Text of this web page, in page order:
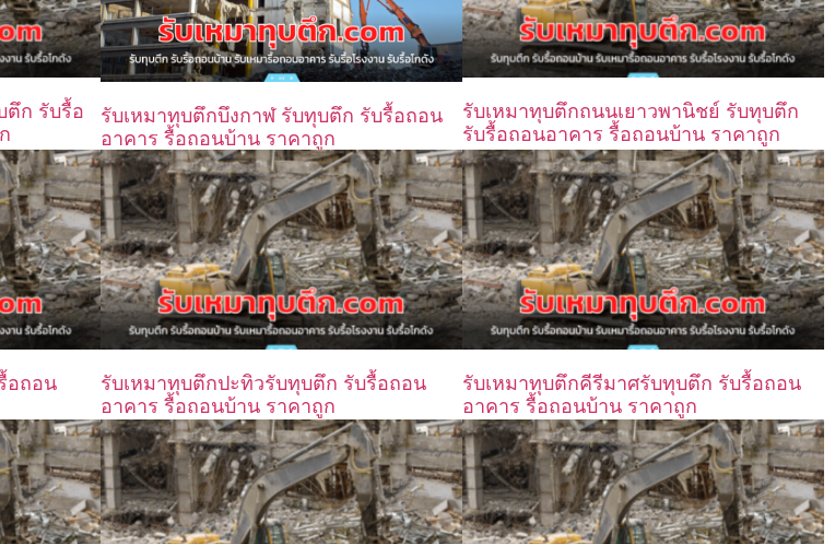
ตึก รับรื้อ
รับเหมาทุบตึกบึงกาฬ รับทุบตึก รับรื้อถอน
อาคาร รื้อถอนบ้าน ราคาถูก
รับเหมาทุบตึกถนนเยาวพานิชย์ รับทุบตึก
รับรื้อถอนอาคาร รื้อถอนบ้าน ราคาถูก
อถอน
รับเหมาทุบตึกปะทิวรับทุบตึก รับรื้อถอน
อาคาร รื้อถอนบ้าน ราคาถูก
รับเหมาทุบตึกคีรีมาศรับทุบตึก รับรื้อถอน
อาคาร รื้อถอนบ้าน ราคาถูก